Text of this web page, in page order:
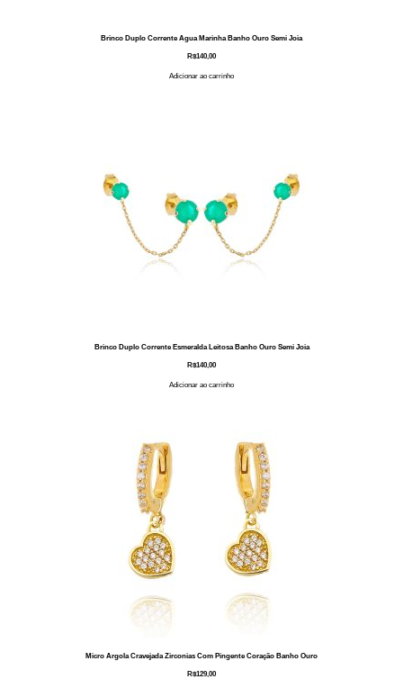
Brinco Duplo Corrente Agua Marinha Banho Ouro Semi Joia
R$140,00
Adicionar ao carrinho
Brinco Duplo Corrente Esmeralda Leitosa Banho Ouro Semi Joia
R$140,00
Adicionar ao carrinho
Micro Argola Cravejada Zirconias Com Pingente Coração Banho Ouro
R$129,00